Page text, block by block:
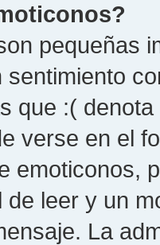
pequeñas
que :(
verse en el
emoticonos,
leer y un
La